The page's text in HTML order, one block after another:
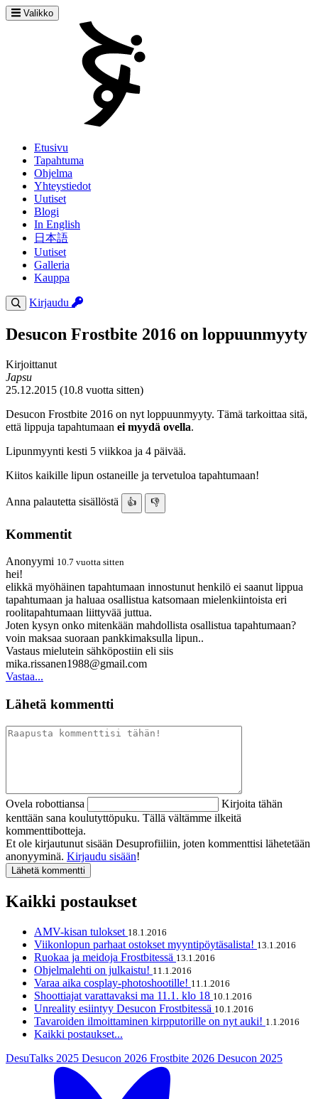
Valikko
Etusivu
Tapahtuma
Ohjelma
Yhteystiedot
Uutiset
Blogi
In English
日本語
Uutiset
Galleria
Kauppa
Kirjaudu
Desucon Frostbite 2016 on loppuunmyyty
Kirjoittanut
Japsu
25.12.2015 (10.8 vuotta sitten)
Desucon Frostbite 2016 on nyt loppuunmyyty. Tämä tarkoittaa sitä,
että lippuja tapahtumaan ei myydä ovella.
Lipunmyynti kesti 5 viikkoa ja 4 päivää.
Kiitos kaikille lipun ostaneille ja tervetuloa tapahtumaan!
Anna palautetta sisällöstä 👍 👎
Kommentit
Anonyymi 10.7 vuotta sitten
hei!
elikkä myöhäinen tapahtumaan innostunut henkilö ei saanut lippua
tapahtumaan ja haluaa osallistua katsomaan mielenkiintoista eri
roolitapahtumaan liittyvää juttua.
Joten kysyn onko mitenkään mahdollista osallistua tapahtumaan?
voin maksaa suoraan pankkimaksulla lipun..
Vastaus mielutein sähköpostiin eli siis
mika.rissanen1988@gmail.com
Vastaa...
Lähetä kommentti
Ovela robottiansa
Kirjoita tähän
kenttään sana koulutyttöpuku. Tällä vältämme ilkeitä
kommenttibotteja.
Et ole kirjautunut sisään Desuprofiiliin, joten kommenttisi lähetetään
anonyyminä. Kirjaudu sisään!
Kaikki postaukset
AMV-kisan tulokset 18.1.2016
Viikonlopun parhaat ostokset myyntipöytäsalista! 13.1.2016
Ruokaa ja meidoja Frostbitessä 13.1.2016
Ohjelmalehti on julkaistu! 11.1.2016
Varaa aika cosplay-photoshootille! 11.1.2016
Shoottiajat varattavaksi ma 11.1. klo 18 10.1.2016
Unreality esiintyy Desucon Frostbitessä 10.1.2016
Tavaroiden ilmoittaminen kirpputorille on nyt auki! 1.1.2016
Kaikki postaukset...
DesuTalks 2025 Desucon 2026 Frostbite 2026 Desucon 2025